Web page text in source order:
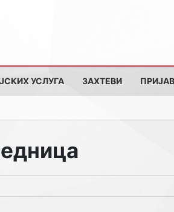
УСЛУГА ЗАХТЕВИ